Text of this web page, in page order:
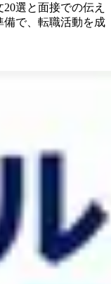
選と面接での伝え
備で、転職活動を成